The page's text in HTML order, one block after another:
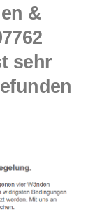
&
sehr